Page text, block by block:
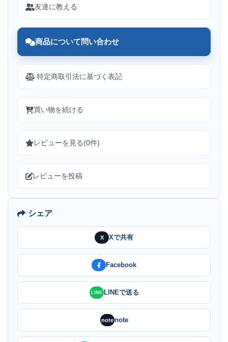
友達に教える
商品について問い合わせ
特定商取引法に基づく表記
買い物を続ける
レビューを見る(0件)
レビューを投稿
シェア
X Xで共有
Facebook
LINE LINEで送る
notenote